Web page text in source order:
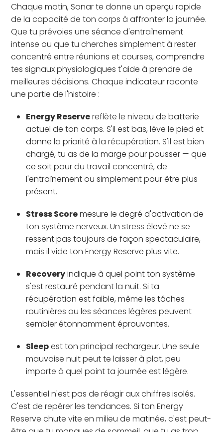
Chaque matin, Sonar te donne un aperçu rapide
de la capacité de ton corps à affronter la journée.
Que tu prévoies une séance d'entraînement
intense ou que tu cherches simplement à rester
concentré entre réunions et courses, comprendre
tes signaux physiologiques t'aide à prendre de
meilleures décisions. Chaque indicateur raconte
une partie de l'histoire :
Energy Reservereflète le niveau de batterie
actuel de ton corps. S'il est bas, lève le pied et
donne la priorité à la récupération. S'il est bien
chargé, tu as de la marge pour pousser — que
ce soit pour du travail concentré, de
l'entraînement ou simplement pour être plus
présent.
Stress Scoremesure le degré d'activation de
ton système nerveux. Un stress élevé ne se
ressent pas toujours de façon spectaculaire,
mais il vide ton Energy Reserve plus vite.
Recoveryindique à quel point ton système
s'est restauré pendant la nuit. Si ta
récupération est faible, même les tâches
routinières ou les séances légères peuvent
sembler étonnamment éprouvantes.
Sleepest ton principal rechargeur. Une seule
mauvaise nuit peut te laisser à plat, peu
importe à quel point ta journée est légère.
L'essentiel n'est pas de réagir aux chiffres isolés.
C'est de repérer les tendances. Si ton Energy
Reserve chute vite en milieu de matinée, c'est peut-